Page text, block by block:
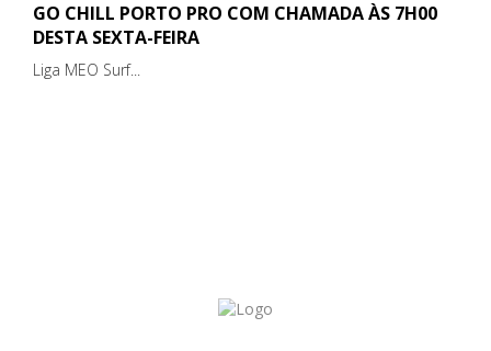
GO CHILL PORTO PRO COM CHAMADA ÀS 7H00
DESTA SEXTA-FEIRA
Liga MEO Surf...